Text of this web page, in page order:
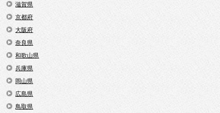
滋賀県
京都府
大阪府
奈良県
和歌山県
兵庫県
岡山県
広島県
鳥取県